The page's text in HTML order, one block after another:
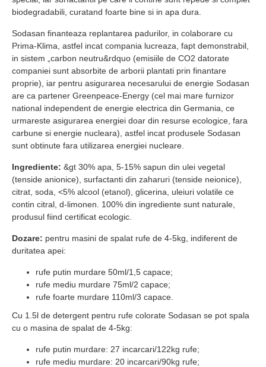
biodegradabili, curatand foarte bine si in apa dura.
Sodasan finanteaza replantarea padurilor, in colaborare cu
Prima-Klima, astfel incat compania lucreaza, fapt demonstrabil,
in sistem „carbon neutru&rdquo (emisiile de CO2 datorate
companiei sunt absorbite de arborii plantati prin finantare
proprie), iar pentru asigurarea necesarului de energie Sodasan
are ca partener Greenpeace-Energy (cel mai mare furnizor
national independent de energie electrica din Germania, ce
urmareste asigurarea energiei doar din resurse ecologice, fara
carbune si energie nucleara), astfel incat produsele Sodasan
sunt obtinute fara utilizarea energiei nucleare.
Ingrediente: &gt 30% apa, 5-15% sapun din ulei vegetal
(tenside anionice), surfactanti din zaharuri (tenside neionice),
citrat, soda, <5% alcool (etanol), glicerina, uleiuri volatile ce
contin citral, d-limonen. 100% din ingrediente sunt naturale,
produsul fiind certificat ecologic.
Dozare: pentru masini de spalat rufe de 4-5kg, indiferent de
duritatea apei:
rufe putin murdare 50ml/1,5 capace;
rufe mediu murdare 75ml/2 capace;
rufe foarte murdare 110ml/3 capace.
Cu 1.5l de detergent pentru rufe colorate Sodasan se pot spala
cu o masina de spalat de 4-5kg:
rufe putin murdare: 27 incarcari/122kg rufe;
rufe mediu murdare: 20 incarcari/90kg rufe;